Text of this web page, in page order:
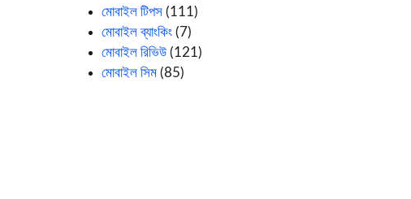
মোবাইল টিপস (111)
মোবাইল ব্যাংকিং (7)
মোবাইল রিভিউ (121)
মোবাইল সিম (85)